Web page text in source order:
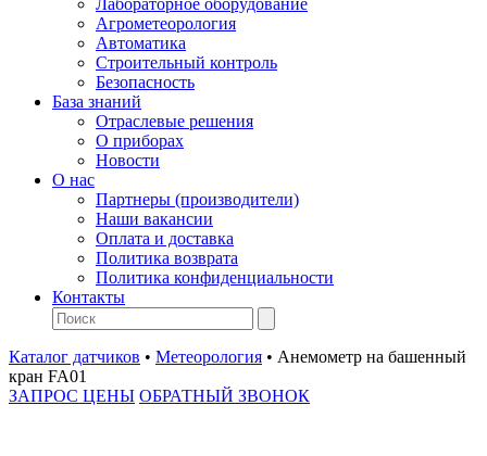
Лабораторное оборудование
Агрометеорология
Автоматика
Строительный контроль
Безопасность
База знаний
Отраслевые решения
О приборах
Новости
О нас
Партнеры (производители)
Наши вакансии
Оплата и доставка
Политика возврата
Политика конфиденциальности
Контакты
Каталог датчиков • Метеорология • Анемометр на башенный
кран FA01
ЗАПРОС ЦЕНЫ ОБРАТНЫЙ ЗВОНОК